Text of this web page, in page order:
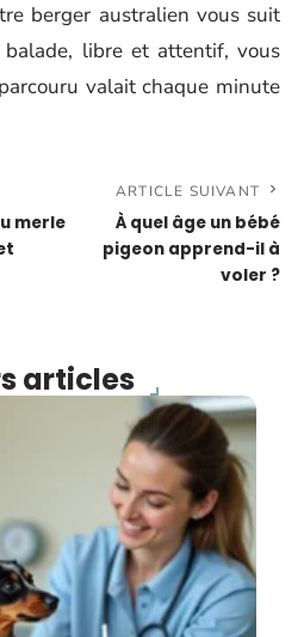
berger australien vous suit
balade, libre et attentif, vous
valait chaque minute
merle
ARTICLE SUIVANT
À quel âge un bébé
pigeon apprend-il à
voler ?
articles